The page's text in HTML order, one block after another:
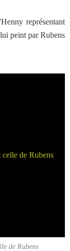
représentant
peint par Rubens
de Rubens